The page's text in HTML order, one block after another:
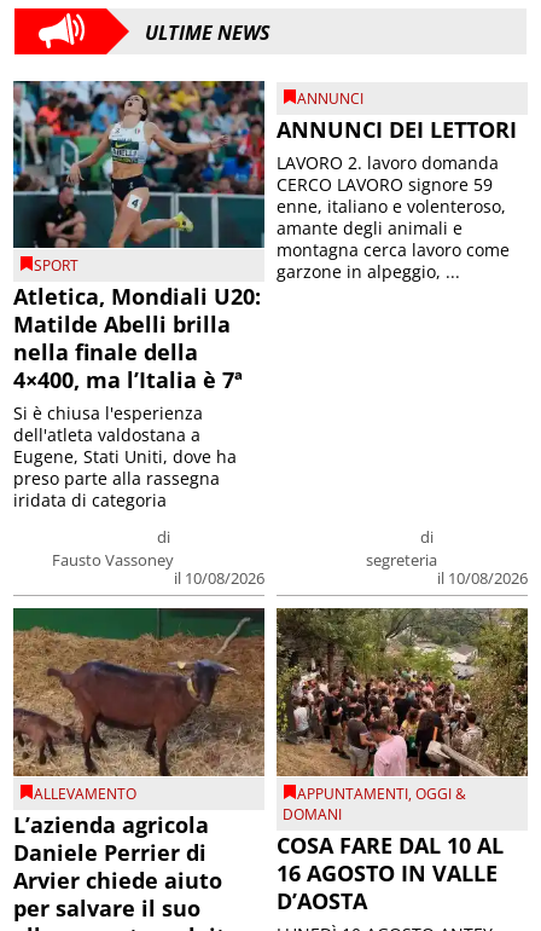
ULTIME NEWS
SPORT
Atletica, Mondiali U20:
Matilde Abelli brilla
nella finale della
4×400, ma l’Italia è 7ª
di
Fausto Vassoney
il 10/08/2026
Si è chiusa l'esperienza
dell'atleta valdostana a
Eugene, Stati Uniti, dove ha
preso parte alla rassegna
iridata di categoria
ANNUNCI
ANNUNCI DEI LETTORI
di
segreteria
il 10/08/2026
LAVORO 2. lavoro domanda
CERCO LAVORO signore 59
enne, italiano e volenteroso,
amante degli animali e
montagna cerca lavoro come
garzone in alpeggio, ...
ALLEVAMENTO
L’azienda agricola
Daniele Perrier di
Arvier chiede aiuto
per salvare il suo
APPUNTAMENTI,OGGI &
DOMANI
COSA FARE DAL 10 AL
16 AGOSTO IN VALLE
D’AOSTA